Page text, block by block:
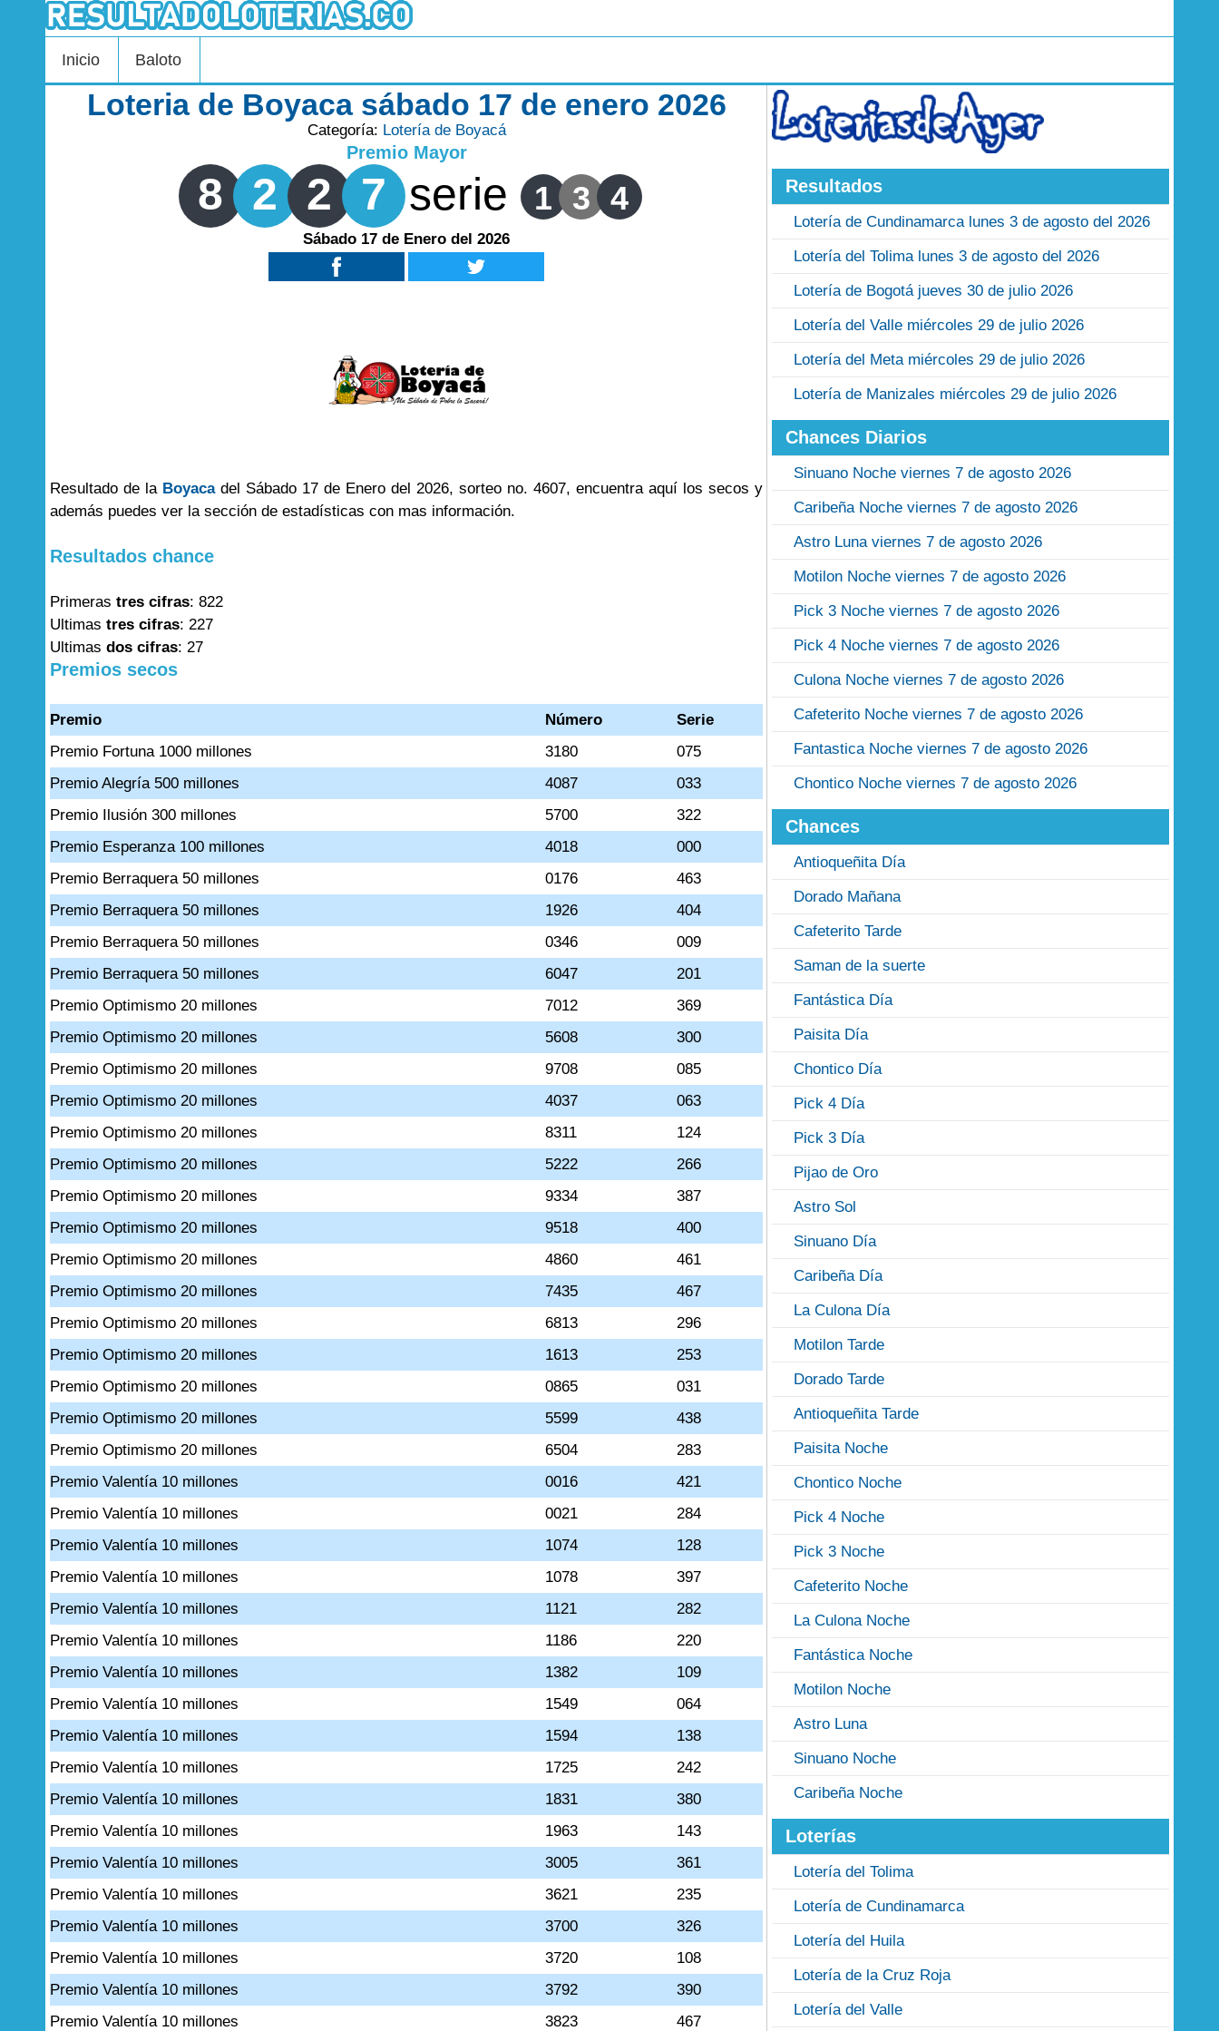
Inicio Baloto
Loteria de Boyaca sábado 17 de enero 2026
Categoría: Lotería de Boyacá
Premio Mayor
8 2 2 7 serie 1 3 4
Sábado 17 de Enero del 2026
Resultado de la Boyacadel Sábado 17 de Enero del 2026, sorteo no. 4607, encuentra aquí los secos y
además puedes ver la sección de estadísticas con mas información.
Resultados chance
Primeras tres cifras: 822
Ultimas tres cifras: 227
Ultimas dos cifras: 27
Premios secos
Premio Número
Serie
Premio Fortuna 1000 millones
3180
075
Premio Alegría 500 millones
4087
033
Premio Ilusión 300 millones
5700
322
Premio Esperanza 100 millones
4018
000
Premio Berraquera 50 millones
0176
463
Premio Berraquera 50 millones
1926
404
Premio Berraquera 50 millones
0346
009
Premio Berraquera 50 millones
6047
201
Premio Optimismo 20 millones
7012
369
Premio Optimismo 20 millones
5608
300
Premio Optimismo 20 millones
9708
085
Premio Optimismo 20 millones
4037
063
Premio Optimismo 20 millones
8311
124
Premio Optimismo 20 millones
5222
266
Premio Optimismo 20 millones
9334
387
Premio Optimismo 20 millones
9518
400
Premio Optimismo 20 millones
4860
461
Premio Optimismo 20 millones
7435
467
Premio Optimismo 20 millones
6813
296
Premio Optimismo 20 millones
1613
253
Premio Optimismo 20 millones
0865
031
Premio Optimismo 20 millones
5599
438
Premio Optimismo 20 millones
6504
283
Premio Valentía 10 millones
0016
421
Premio Valentía 10 millones
0021
284
Premio Valentía 10 millones
1074
128
Premio Valentía 10 millones
1078
397
Premio Valentía 10 millones
1121
282
Premio Valentía 10 millones
1186
220
Premio Valentía 10 millones
1382
109
Premio Valentía 10 millones
1549
064
Premio Valentía 10 millones
1594
138
Premio Valentía 10 millones
1725
242
Premio Valentía 10 millones
1831
380
Premio Valentía 10 millones
1963
143
Premio Valentía 10 millones
3005
361
Premio Valentía 10 millones
3621
235
Premio Valentía 10 millones
3700
326
Premio Valentía 10 millones
3720
108
Premio Valentía 10 millones
3792
390
Premio Valentía 10 millones
3823
467
Resultados
Lotería de Cundinamarca lunes 3 de agosto del 2026
Lotería del Tolima lunes 3 de agosto del 2026
Lotería de Bogotá jueves 30 de julio 2026
Lotería del Valle miércoles 29 de julio 2026
Lotería del Meta miércoles 29 de julio 2026
Lotería de Manizales miércoles 29 de julio 2026
Chances Diarios
Sinuano Noche viernes 7 de agosto 2026
Caribeña Noche viernes 7 de agosto 2026
Astro Luna viernes 7 de agosto 2026
Motilon Noche viernes 7 de agosto 2026
Pick 3 Noche viernes 7 de agosto 2026
Pick 4 Noche viernes 7 de agosto 2026
Culona Noche viernes 7 de agosto 2026
Cafeterito Noche viernes 7 de agosto 2026
Fantastica Noche viernes 7 de agosto 2026
Chontico Noche viernes 7 de agosto 2026
Chances
Antioqueñita Día
Dorado Mañana
Cafeterito Tarde
Saman de la suerte
Fantástica Día
Paisita Día
Chontico Día
Pick 4 Día
Pick 3 Día
Pijao de Oro
Astro Sol
Sinuano Día
Caribeña Día
La Culona Día
Motilon Tarde
Dorado Tarde
Antioqueñita Tarde
Paisita Noche
Chontico Noche
Pick 4 Noche
Pick 3 Noche
Cafeterito Noche
La Culona Noche
Fantástica Noche
Motilon Noche
Astro Luna
Sinuano Noche
Caribeña Noche
Loterías
Lotería del Tolima
Lotería de Cundinamarca
Lotería del Huila
Lotería de la Cruz Roja
Lotería del Valle